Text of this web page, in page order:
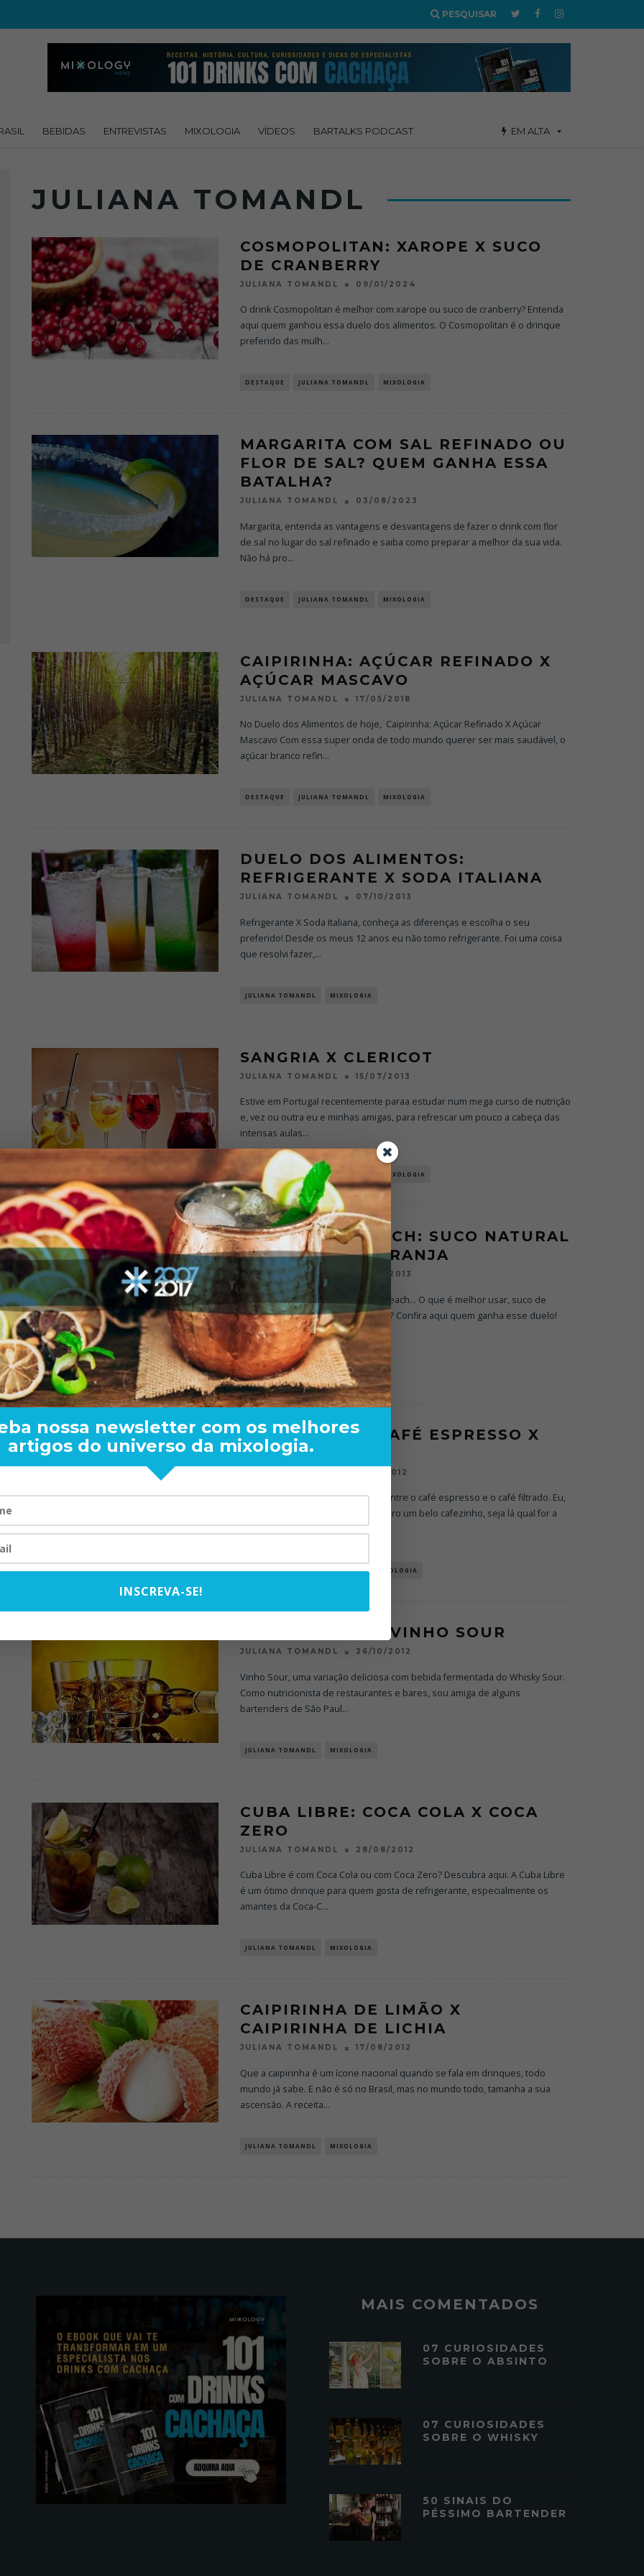
PESQUISAR
BEBIDAS ENTREVISTAS MIXOLOGIA VÍDEOS BARTALKS PODCAST EM ALTA
JULIANA TOMANDL
COSMOPOLITAN: XAROPE X SUCO
DE CRANBERRY
JULIANA TOMANDL 09/01/2024
O drink Cosmopolitan é melhor com xarope ou suco de cranberry? Entenda
aqui quem ganhou essa duelo dos alimentos. O Cosmopolitan é o drinque
preferido das mulh...
DESTAQUE JULIANA TOMANDL MIXOLOGIA
MARGARITA COM SAL REFINADO OU
FLOR DE SAL? QUEM GANHA ESSA
BATALHA?
JULIANA TOMANDL 03/08/2023
Margarita, entenda as vantagens e desvantagens de fazer o drink com flor
de sal no lugar do sal refinado e saiba como preparar a melhor da sua vida.
Não há pro...
DESTAQUE JULIANA TOMANDL MIXOLOGIA
CAIPIRINHA: AÇÚCAR REFINADO X
AÇÚCAR MASCAVO
JULIANA TOMANDL 17/05/2018
No Duelo dos Alimentos de hoje, Caipirinha; Açúcar Refinado X Açúcar
Mascavo Com essa super onda de todo mundo querer ser mais saudável, o
açúcar branco refin...
DESTAQUE JULIANA TOMANDL MIXOLOGIA
DUELO DOS ALIMENTOS:
REFRIGERANTE X SODA ITALIANA
JULIANA TOMANDL 07/10/2013
Refrigerante X Soda Italiana, conheça as diferenças e escolha o seu
preferido! Desde os meus 12 anos eu não tomo refrigerante. Foi uma coisa
que resolvi fazer,...
JULIANA TOMANDL MIXOLOGIA
SANGRIA X CLERICOT
JULIANA TOMANDL 15/07/2013
Estive em Portugal recentemente paraa estudar num mega curso de nutrição
e, vez ou outra eu e minhas amigas, para refrescar um pouco a cabeça das
intensas aulas...
DESTAQUE JULIANA TOMANDL MIXOLOGIA
SEX ON THE BEACH: SUCO NATURAL
X NÉCTAR DE LARANJA
JULIANA TOMANDL 10/03/2013
Duelo dos Alimentos: Sex on the Beach... O que é melhor usar, suco de
laranja Natural ou o industrializado? Confira aqui quem ganha esse duelo!
Sex on...
JULIANA TOMANDL MIXOLOGIA
IRISH COFFEE: CAFÉ ESPRESSO X
CAFÉ FILTRADO
12/12/2012
Conheça as principais diferenças entre o café espresso e o café filtrado. Eu,
assim como muitos brasileiros, adoro um belo cafezinho, seja lá qual for a
hora d...
CAFEÍNA JULIANA TOMANDL MIXOLOGIA
WHISKY SOUR X VINHO SOUR
JULIANA TOMANDL 26/10/2012
Vinho Sour, uma variação deliciosa com bebida fermentada do Whisky Sour.
Como nutricionista de restaurantes e bares, sou amiga de alguns
bartenders de São Paul...
JULIANA TOMANDL MIXOLOGIA
CUBA LIBRE: COCA COLA X COCA
ZERO
JULIANA TOMANDL 28/08/2012
Cuba Libre é com Coca Cola ou com Coca Zero? Descubra aqui. A Cuba Libre
é um ótimo drinque para quem gosta de refrigerante, especialmente os
amantes da Coca-C...
JULIANA TOMANDL MIXOLOGIA
CAIPIRINHA DE LIMÃO X
CAIPIRINHA DE LICHIA
JULIANA TOMANDL 17/08/2012
Que a caipirinha é um ícone nacional quando se fala em drinques, todo
mundo já sabe. E não é só no Brasil, mas no mundo todo, tamanha a sua
ascensão. A receita...
JULIANA TOMANDL MIXOLOGIA
MAIS COMENTADOS
07 CURIOSIDADES
SOBRE O ABSINTO
07 CURIOSIDADES
SOBRE O WHISKY
50 SINAIS DO
PÉSSIMO BARTENDER
nossa newsletter com os melhores
artigos do universo da mixologia.
INSCREVA-SE!